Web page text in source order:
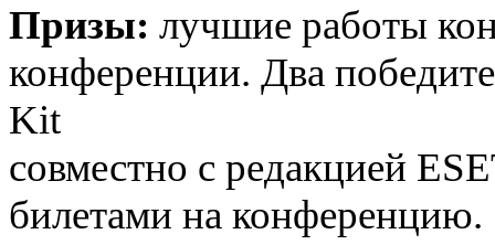
Призы: лучшие работы
конференции. Два
Kit
совместно с редакцией
билетами на